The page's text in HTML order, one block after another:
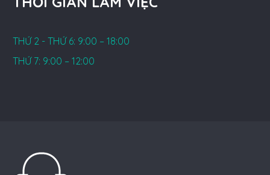
THỨ 2 - THỨ 6: 9:00 – 18:00
THỨ 7: 9:00 – 12:00